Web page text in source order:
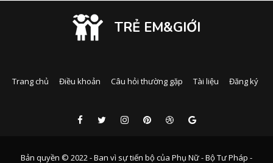
TRẺ EM&GIỚI
Trang chủ Điều khoản Câu hỏi thường gặp Tài liệu Đăng ký
Bản quyền © 2022 - Ban vì sự tiến bộ của Phụ Nữ - Bộ Tư Pháp -